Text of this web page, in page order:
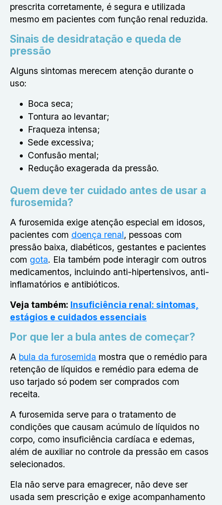
prescrita corretamente, é segura e utilizada
mesmo em pacientes com função renal reduzida.
Sinais de desidratação e queda de
pressão
Alguns sintomas merecem atenção durante o
uso:
Boca seca;
Tontura ao levantar;
Fraqueza intensa;
Sede excessiva;
Confusão mental;
Redução exagerada da pressão.
Quem deve ter cuidado antes de usar a
furosemida?
A furosemida exige atenção especial em idosos,
pacientes com doença renal, pessoas com
pressão baixa, diabéticos, gestantes e pacientes
com gota. Ela também pode interagir com outros
medicamentos, incluindo anti-hipertensivos, anti-
inflamatórios e antibióticos.
Veja também: Insuficiência renal: sintomas,
estágios e cuidados essenciais
Por que ler a bula antes de começar?
A bula da furosemida mostra que o remédio para
retenção de líquidos e remédio para edema de
uso tarjado só podem ser comprados com
receita.
A furosemida serve para o tratamento de
condições que causam acúmulo de líquidos no
corpo, como insuficiência cardíaca e edemas,
além de auxiliar no controle da pressão em casos
selecionados.
Ela não serve para emagrecer, não deve ser
usada sem prescrição e exige acompanhamento